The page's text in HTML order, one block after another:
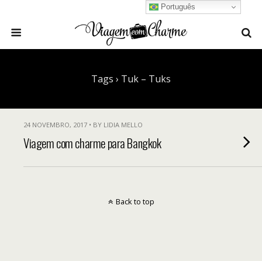
Tags › Tuk – Tuks
24 NOVEMBRO, 2017 • BY LIDIA MELLO
Viagem com charme para Bangkok
Português
Back to top